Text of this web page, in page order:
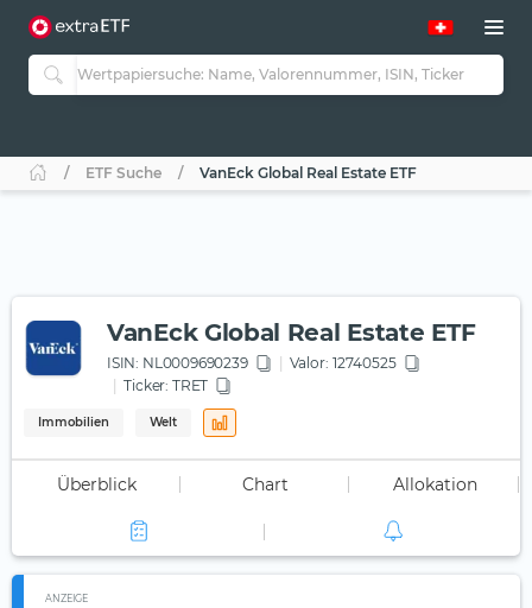
ETF Suche VanEck Global Real Estate ETF
VanEck Global Real Estate ETF
ISIN: NL0009690239
Valor: 12740525
Ticker: TRET
Immobilien Welt
Überblick Chart Allokation
ANZEIGE